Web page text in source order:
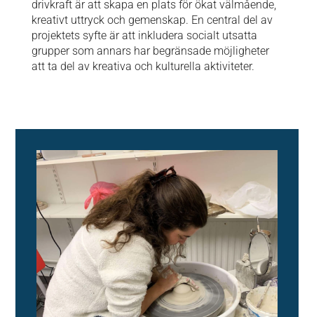
drivkraft är att skapa en plats för ökat välmående,
kreativt uttryck och gemenskap. En central del av
projektets syfte är att inkludera socialt utsatta
grupper som annars har begränsade möjligheter
att ta del av kreativa och kulturella aktiviteter.